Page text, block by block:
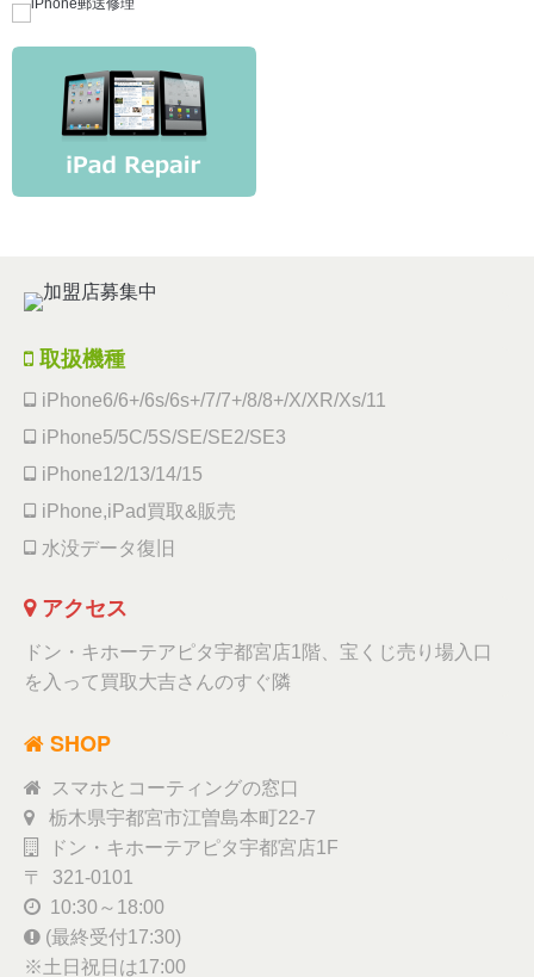
取扱機種
iPhone6/6+/6s/6s+/7/7+/8/8+/X/XR/Xs/11
iPhone5/5C/5S/SE/SE2/SE3
iPhone12/13/14/15
iPhone,iPad買取&販売
水没データ復旧
アクセス
ドン・キホーテアピタ宇都宮店1階、宝くじ売り場入口
を入って買取大吉さんのすぐ隣
SHOP
スマホとコーティングの窓口
栃木県宇都宮市江曽島本町22-7
ドン・キホーテアピタ宇都宮店1F
〒 321-0101
10:30～18:00
(最終受付17:30)
※土日祝日は17:00